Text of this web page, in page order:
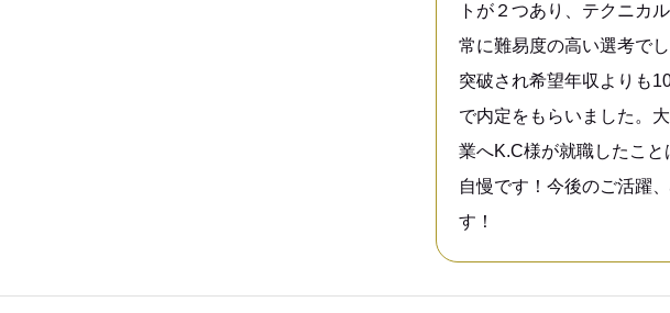
トが２つあり、テクニカ
常に難易度の高い選考で
突破され希望年収よりも
で内定をもらいました。
業へK.C様が就職したこと
自慢です！今後のご活躍
す！